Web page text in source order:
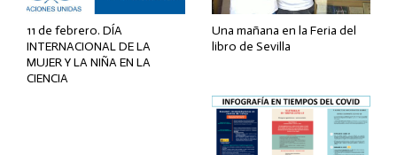
11 de febrero. DÍA
INTERNACIONAL DE LA
MUJER Y LA NIÑA EN LA
CIENCIA
Una mañana en la Feria del
libro de Sevilla